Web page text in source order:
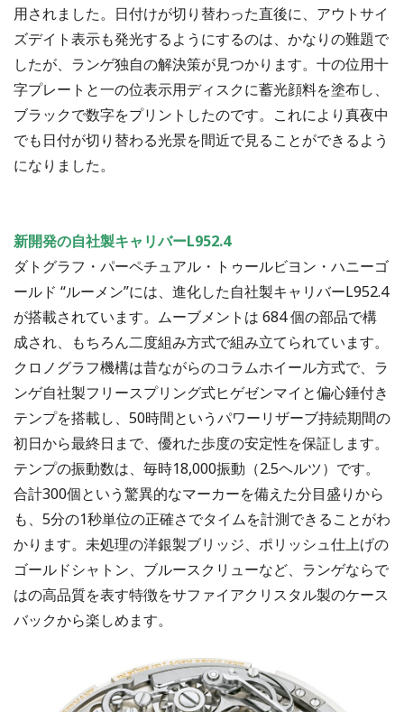
用されました。日付けが切り替わった直後に、アウトサイ
ズデイト表示も発光するようにするのは、かなりの難題で
したが、ランゲ独自の解決策が見つかります。十の位用十
字プレートと一の位表示用ディスクに蓄光顔料を塗布し、
ブラックで数字をプリントしたのです。これにより真夜中
でも日付が切り替わる光景を間近で見ることができるよう
になりました。
新開発の自社製キャリバーL952.4
ダトグラフ・パーペチュアル・トゥールビヨン・ハニーゴ
ールド “ルーメン”には、進化した自社製キャリバーL952.4
が搭載されています。ムーブメントは 684 個の部品で構
成され、もちろん二度組み方式で組み立てられています。
クロノグラフ機構は昔ながらのコラムホイール方式で、ラ
ンゲ自社製フリースプリング式ヒゲゼンマイと偏心錘付き
テンプを搭載し、50時間というパワーリザーブ持続期間の
初日から最終日まで、優れた歩度の安定性を保証します。
テンプの振動数は、毎時18,000振動（2.5ヘルツ）です。
合計300個という驚異的なマーカーを備えた分目盛りから
も、5分の1秒単位の正確さでタイムを計測できることがわ
かります。未処理の洋銀製ブリッジ、ポリッシュ仕上げの
ゴールドシャトン、ブルースクリューなど、ランゲならで
はの高品質を表す特徴をサファイアクリスタル製のケース
バックから楽しめます。